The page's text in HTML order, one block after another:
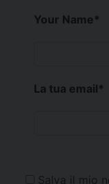
Your Name*
La tua email*
Salva il mio